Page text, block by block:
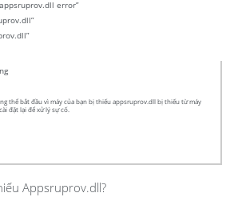
error”
thể bắt đầu vì máy của bạn bị thiếu appsruprov.dll bị thiếu từ máy
đặt lại để xử lý sự cố.
Appsruprov.dll?